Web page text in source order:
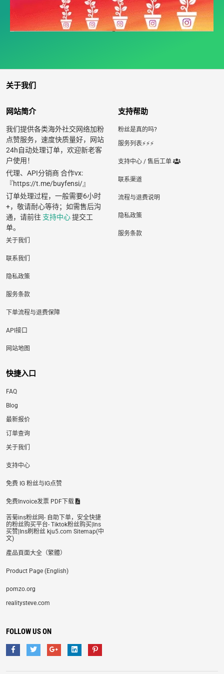
关于我们
网站简介
我们提供各类海外社交网络加粉
点赞服务，速度快质量好，网站
24h自动处理订单，欢迎新老客
户使用！
代理、API分销商 合作vx:
『https://t.me/buyfensi/』
订单处理过程，一般需要6小时
+，敬请耐心等待；如需售后沟
通，请前往 支持中心提交工
单。
关于我们
联系我们
隐私政策
服务条款
下单流程与退费保障
API接口
网站地图
支持帮助
粉丝是真的吗?
服务列表⚡️⚡️⚡️
支持中心 / 售后工单
联系渠道
流程与退费说明
隐私政策
服务条款
快捷入口
FAQ
Blog
最新报价
订单查询
关于我们
支持中心
免费 IG 粉丝与IG点赞
免费Invoice发票 PDF下载
苦菊ins粉丝网- 自助下单，安全快捷
的粉丝购买平台- Tiktok粉丝购买|Ins
买赞|Ins刷粉丝 kju5.com Sitemap(中
文)
產品頁面大全（繁體）
Product Page (English)
pomzo.org
realitysteve.com
FOLLOW US ON